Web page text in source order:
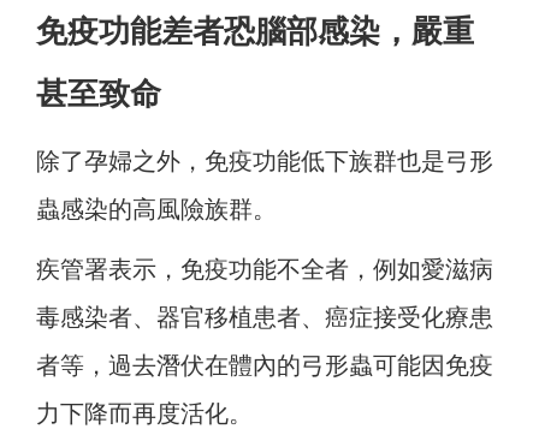
免疫功能差者恐腦部感染，嚴重
甚至致命
除了孕婦之外，免疫功能低下族群也是弓形
蟲感染的高風險族群。
疾管署表示，免疫功能不全者，例如愛滋病
毒感染者、器官移植患者、癌症接受化療患
者等，過去潛伏在體內的弓形蟲可能因免疫
力下降而再度活化。